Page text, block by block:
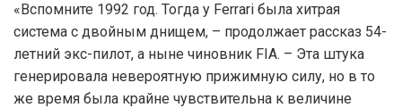
«Вспомните 1992 год. Тогда у Ferrari была хитрая
система с двойным днищем, – продолжает рассказ 54-
летний экс-пилот, а ныне чиновник FIA. – Эта штука
генерировала невероятную прижимную силу, но в то
же время была крайне чувствительна к величине